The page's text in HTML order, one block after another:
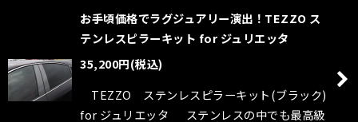
お手頃価格でラグジュアリー演出！TEZZO ス
テンレスピラーキット for ジュリエッタ
35,200円(税込)
TEZZO ステンレスピラーキット(ブラック)
for ジュリエッタ ステンレスの中でも最高級